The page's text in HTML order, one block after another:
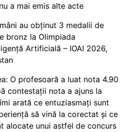
a mai emis alte acte
au obținut 3 medalii de
bronz la Olimpiada
Artificială – IOAI 2026,
O profesoară a luat nota 4.90
contestații nota a ajuns la
arată ce entuziasmați sunt
să vină la corectat și ce
alocate unui astfel de concurs